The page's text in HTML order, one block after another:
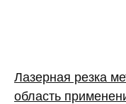
Лазерная резка
область